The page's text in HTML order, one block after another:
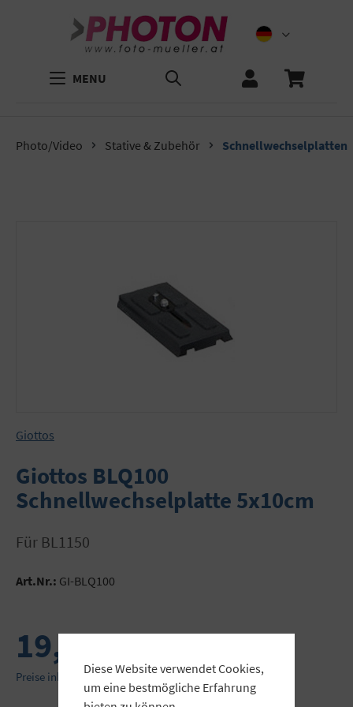
MENU
Photo/Video Stative & Zubehör Schnellwechselplatten
Giottos
Giottos BLQ100
Schnellwechselplatte 5x10cm
für BL1150
Art.Nr.: GI-BLQ100
19,00 €
Preise inkl. MwSt. zzgl. Versandkosten
Diese Website verwendet Cookies,
um eine bestmögliche Erfahrung